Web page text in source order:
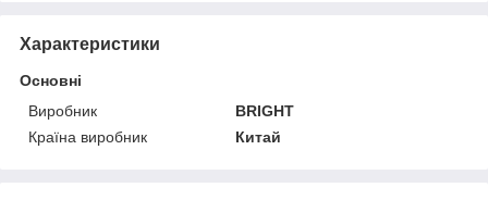
Характеристики
Основні
Виробник
BRIGHT
Країна виробник
Китай